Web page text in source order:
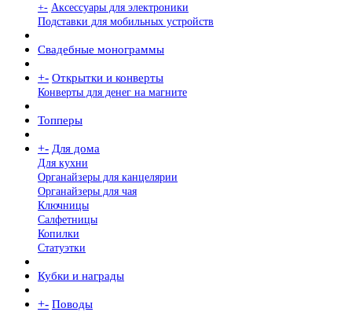
+- Аксессуары для электроники
Подставки для мобильных устройств
Свадебные монограммы
+- Открытки и конверты
Конверты для денег на магните
Топперы
+- Для дома
Для кухни
Органайзеры для канцелярии
Органайзеры для чая
Ключницы
Салфетницы
Копилки
Статуэтки
Кубки и награды
+- Поводы